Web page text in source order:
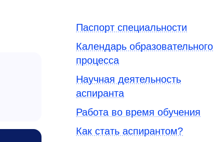
Паспорт специальности
Календарь образовательного
процесса
Научная деятельность
аспиранта
Работа во время обучения
Как стать аспирантом?